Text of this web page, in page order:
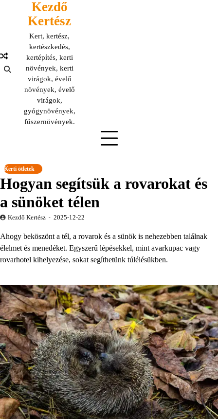
Kezdő
Kertész
Kert, kertész,
kertészkedés,
kertépítés, kerti
növények, kerti
virágok, évelő
növények, évelő
virágok,
gyógynövények,
fűszernövények.
Kerti ötletek
Hogyan segítsük a rovarokat és
a sünöket télen
Kezdő Kertész 2025-12-22
Ahogy beköszönt a tél, a rovarok és a sünök is nehezebben találnak
élelmet és menedéket. Egyszerű lépésekkel, mint avarkupac vagy
rovarhotel kihelyezése, sokat segíthetünk túlélésükben.